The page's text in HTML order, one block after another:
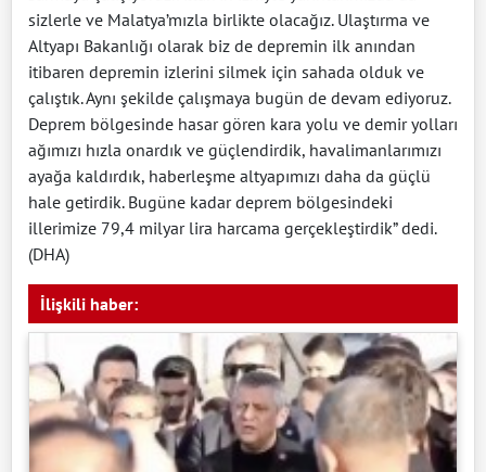
sizlerle ve Malatya’mızla birlikte olacağız. Ulaştırma ve
Altyapı Bakanlığı olarak biz de depremin ilk anından
itibaren depremin izlerini silmek için sahada olduk ve
çalıştık. Aynı şekilde çalışmaya bugün de devam ediyoruz.
Deprem bölgesinde hasar gören kara yolu ve demir yolları
ağımızı hızla onardık ve güçlendirdik, havalimanlarımızı
ayağa kaldırdık, haberleşme altyapımızı daha da güçlü
hale getirdik. Bugüne kadar deprem bölgesindeki
illerimize 79,4 milyar lira harcama gerçekleştirdik” dedi.
(DHA)
İlişkili haber: